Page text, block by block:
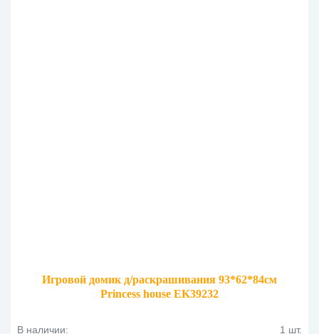
Игровой домик д/раскрашивания 93*62*84см
Princess house EK39232
В наличии: 1 шт.